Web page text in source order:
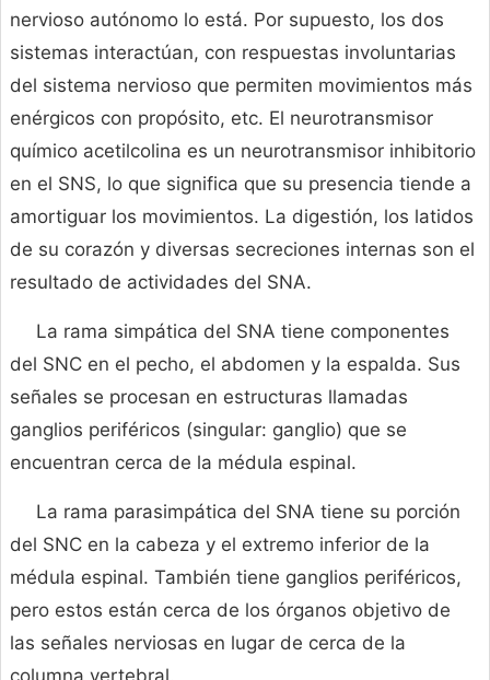
nervioso autónomo lo está. Por supuesto, los dos
sistemas interactúan, con respuestas involuntarias
del sistema nervioso que permiten movimientos más
enérgicos con propósito, etc. El neurotransmisor
químico acetilcolina es un neurotransmisor inhibitorio
en el SNS, lo que significa que su presencia tiende a
amortiguar los movimientos. La digestión, los latidos
de su corazón y diversas secreciones internas son el
resultado de actividades del SNA.
La rama simpática del SNA tiene componentes
del SNC en el pecho, el abdomen y la espalda. Sus
señales se procesan en estructuras llamadas
ganglios periféricos (singular: ganglio) que se
encuentran cerca de la médula espinal.
La rama parasimpática del SNA tiene su porción
del SNC en la cabeza y el extremo inferior de la
médula espinal. También tiene ganglios periféricos,
pero estos están cerca de los órganos objetivo de
las señales nerviosas en lugar de cerca de la